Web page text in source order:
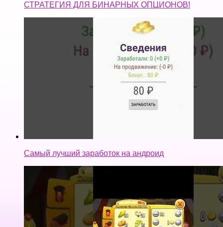
СТРАТЕГИЯ ДЛЯ БИНАРНЫХ ОПЦИОНОВ!
Самый лучший заработок на андроид